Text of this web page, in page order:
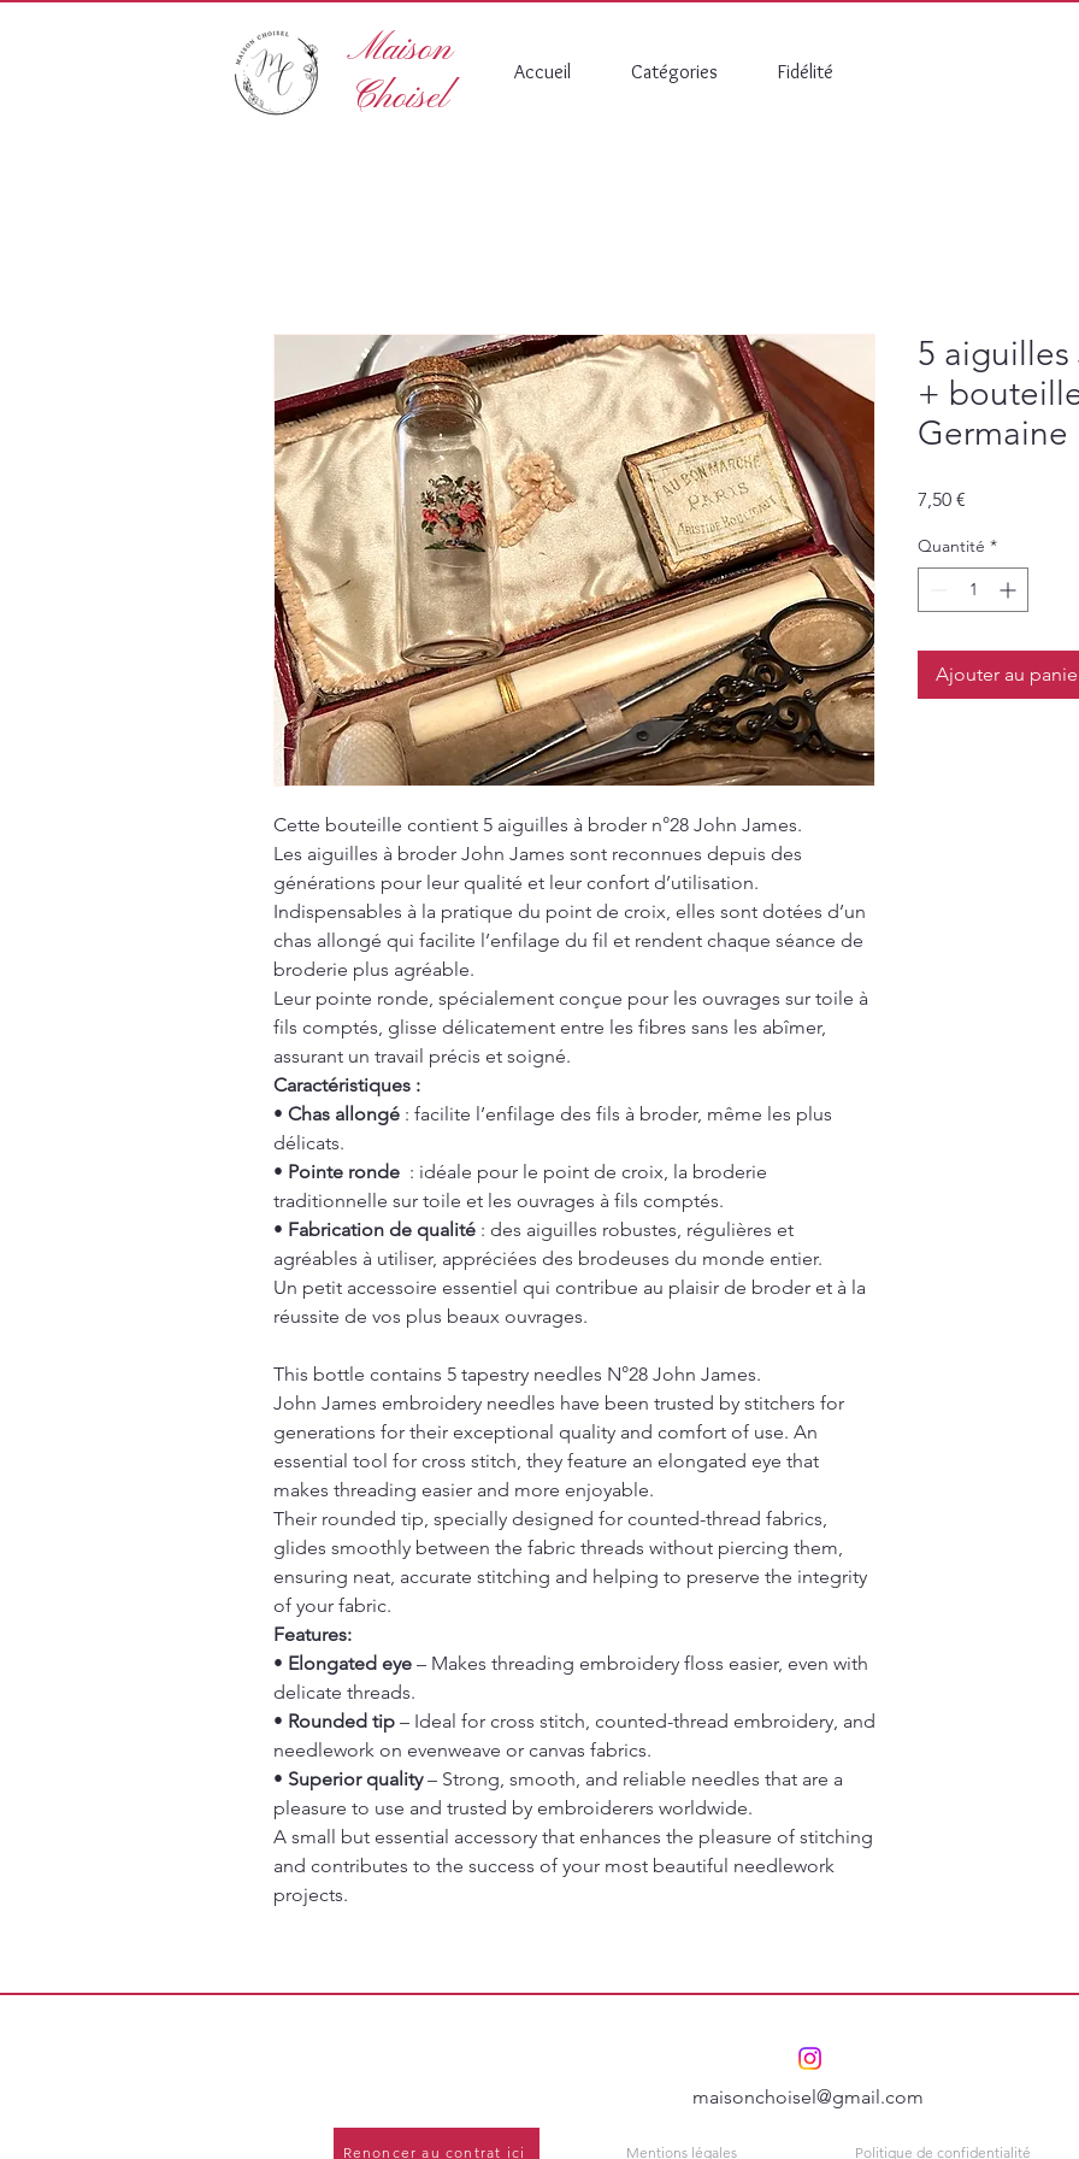
Maison
Choisel
Accueil Catégories Fidélité
Cette bouteille contient 5 aiguilles à broder n°28 John James.
Les aiguilles à broder John James sont reconnues depuis des
générations pour leur qualité et leur confort d’utilisation.
Indispensables à la pratique du point de croix, elles sont dotées d’un
chas allongé qui facilite l’enfilage du fil et rendent chaque séance de
broderie plus agréable.
Leur pointe ronde, spécialement conçue pour les ouvrages sur toile à
fils comptés, glisse délicatement entre les fibres sans les abîmer,
assurant un travail précis et soigné.
Caractéristiques :
• Chas allongé : facilite l’enfilage des fils à broder, même les plus
délicats.
• Pointe ronde : idéale pour le point de croix, la broderie
traditionnelle sur toile et les ouvrages à fils comptés.
• Fabrication de qualité : des aiguilles robustes, régulières et
agréables à utiliser, appréciées des brodeuses du monde entier.
Un petit accessoire essentiel qui contribue au plaisir de broder et à la
réussite de vos plus beaux ouvrages.
This bottle contains 5 tapestry needles N°28 John James.
John James embroidery needles have been trusted by stitchers for
generations for their exceptional quality and comfort of use. An
essential tool for cross stitch, they feature an elongated eye that
makes threading easier and more enjoyable.
Their rounded tip, specially designed for counted-thread fabrics,
glides smoothly between the fabric threads without piercing them,
ensuring neat, accurate stitching and helping to preserve the integrity
of your fabric.
Features:
• Elongated eye – Makes threading embroidery floss easier, even with
delicate threads.
• Rounded tip – Ideal for cross stitch, counted-thread embroidery, and
needlework on evenweave or canvas fabrics.
• Superior quality– Strong, smooth, and reliable needles that are a
pleasure to use and trusted by embroiderers worldwide.
A small but essential accessory that enhances the pleasure of stitching
and contributes to the success of your most beautiful needlework
projects.
5 aiguilles
+
Germaine
7,50 €
Quantité *
Ajouter au
maisonchoisel@gmail.com
Renoncer au contrat ici Mentions légales Politique de confidentialité